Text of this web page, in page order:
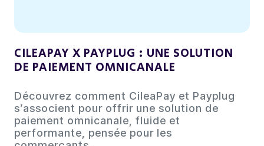
CILEAPAY X PAYPLUG : UNE SOLUTION
DE PAIEMENT OMNICANALE
Découvrez comment CileaPay et Payplug
s’associent pour offrir une solution de
paiement omnicanale, fluide et
performante, pensée pour les